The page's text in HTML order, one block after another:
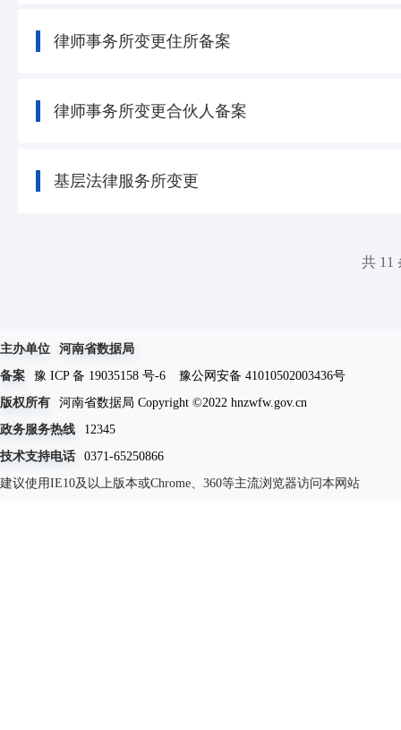
律师事务所变更住所备案
律师事务所变更合伙人备案
基层法律服务所变更
共 11
主办单位
河南省数据局
备案
豫 ICP 备 19035158 号-6
豫公网安备 41010502003436号
版权所有
河南省数据局 Copyright ©2022 hnzwfw.gov.cn
政务服务热线
12345
技术支持电话
0371-65250866
建议使用IE10及以上版本或Chrome、360等主流浏览器访问本网站